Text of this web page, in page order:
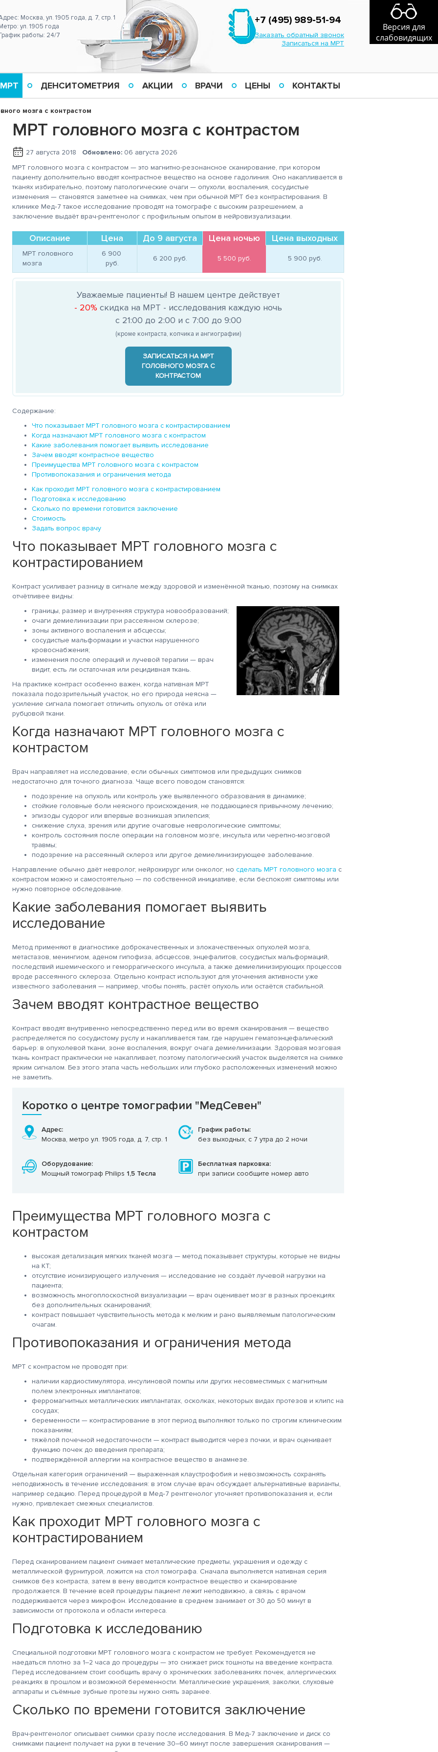
Версия для
слабовидящих
+7 (495) 989-51-94
Заказать обратный звонок
Записаться на МРТ
Москва, ул. 1905 года, д. 7, стр. 1
ул. 1905 года
работы: 24/7
ДЕНСИТОМЕТРИЯ АКЦИИ ВРАЧИ ЦЕНЫ КОНТАКТЫ
мозга с контрастом
за
Марии и
Салоникиди
лаборанта
Благодарю Гришину О.Н и
весь персонал клиники
добродушное, человеческое
отношение к себе и
остальным пациентам.
себя еще одну ступень
страха. Здоровья всем,
работе. Спасибо.
Действительно хороший
центр! Качественно,
профессионально
и очень человечно, что
не мало важно! Всем
врач от Всевышнего!
Хочу выразить
благодарность
сотрудникам
клиники: Охорзиной
чуткое и
Очень-очень!
Благодарен за
обслуживание
администратора Марии и
МРТ головного мозга с контрастом
27 августа 2018 Обновлено: 06 августа 2026
МРТ головного мозга с контрастом — это магнитно-резонансное сканирование, при котором
пациенту дополнительно вводят контрастное вещество на основе гадолиния. Оно накапливается в
тканях избирательно, поэтому патологические очаги — опухоли, воспаления, сосудистые
изменения — становятся заметнее на снимках, чем при обычной МРТ без контрастирования. В
клинике Мед‑7 такое исследование проводят на томографе с высоким разрешением, а
заключение выдаёт врач-рентгенолог с профильным опытом в нейровизуализации.
Описание Цена До 9 августа Цена ночью Цена выходных
МРТ головного
мозга
руб.
6 200 руб. 5 500 руб. 5 900 руб.
Уважаемые пациенты! В нашем центре действует
- 20% скидка на МРТ - исследования каждую ночь
с 21:00 до 2:00 и с 7:00 до 9:00
(кроме контраста, копчика и ангиографии)
ЗАПИСАТЬСЯ НА МРТ
ГОЛОВНОГО МОЗГА С
КОНТРАСТОМ
Содержание:
Что показывает МРТ головного мозга с контрастированием
Когда назначают МРТ головного мозга с контрастом
Какие заболевания помогает выявить исследование
Зачем вводят контрастное вещество
Преимущества МРТ головного мозга с контрастом
Противопоказания и ограничения метода
Как проходит МРТ головного мозга с контрастированием
Подготовка к исследованию
Сколько по времени готовится заключение
Стоимость
Задать вопрос врачу
Что показывает МРТ головного мозга с
контрастированием
Контраст усиливает разницу в сигнале между здоровой и изменённой тканью, поэтому на снимках
отчётливее видны:
границы, размер и внутренняя структура новообразований;
очаги демиелинизации при рассеянном склерозе;
зоны активного воспаления и абсцессы;
сосудистые мальформации и участки нарушенного
кровоснабжения;
изменения после операций и лучевой терапии — врач
видит, есть ли остаточная или рецидивная ткань.
На практике контраст особенно важен, когда нативная МРТ
показала подозрительный участок, но его природа неясна —
усиление сигнала помогает отличить опухоль от отёка или
рубцовой ткани.
Когда назначают МРТ головного мозга с
контрастом
Врач направляет на исследование, если обычных симптомов или предыдущих снимков
недостаточно для точного диагноза. Чаще всего поводом становятся:
подозрение на опухоль или контроль уже выявленного образования в динамике;
стойкие головные боли неясного происхождения, не поддающиеся привычному лечению;
эпизоды судорог или впервые возникшая эпилепсия;
снижение слуха, зрения или другие очаговые неврологические симптомы;
контроль состояния после операции на головном мозге, инсульта или черепно-мозговой
травмы;
подозрение на рассеянный склероз или другое демиелинизирующее заболевание.
Направление обычно даёт невролог, нейрохирург или онколог, но сделать МРТ головного мозга с
контрастом можно и самостоятельно — по собственной инициативе, если беспокоят симптомы или
нужно повторное обследование.
Какие заболевания помогает выявить
исследование
Метод применяют в диагностике доброкачественных и злокачественных опухолей мозга,
метастазов, менингиом, аденом гипофиза, абсцессов, энцефалитов, сосудистых мальформаций,
последствий ишемического и геморрагического инсульта, а также демиелинизирующих процессов
вроде рассеянного склероза. Отдельно контраст используют для уточнения активности уже
известного заболевания — например, чтобы понять, растёт опухоль или остаётся стабильной.
Зачем вводят контрастное вещество
Контраст вводят внутривенно непосредственно перед или во время сканирования — вещество
распределяется по сосудистому руслу и накапливается там, где нарушен гематоэнцефалический
барьер: в опухолевой ткани, зоне воспаления, вокруг очага демиелинизации. Здоровая мозговая
ткань контраст практически не накапливает, поэтому патологический участок выделяется на снимке
ярким сигналом. Без этого этапа часть небольших или глубоко расположенных изменений можно
не заметить.
Коротко о центре томографии "МедСевен"
Адрес:
Москва, метро ул. 1905 года, д. 7, стр. 1
График работы:
без выходных, с 7 утра до 2 ночи
Оборудование:
Мощный томограф Philips 1,5 Тесла
Бесплатная парковка:
при записи сообщите номер авто
Преимущества МРТ головного мозга с
контрастом
высокая детализация мягких тканей мозга — метод показывает структуры, которые не видны
на КТ;
отсутствие ионизирующего излучения — исследование не создаёт лучевой нагрузки на
пациента;
возможность многоплоскостной визуализации — врач оценивает мозг в разных проекциях
без дополнительных сканирований;
контраст повышает чувствительность метода к мелким и рано выявляемым патологическим
очагам.
Противопоказания и ограничения метода
МРТ с контрастом не проводят при:
наличии кардиостимулятора, инсулиновой помпы или других несовместимых с магнитным
полем электронных имплантатов;
ферромагнитных металлических имплантатах, осколках, некоторых видах протезов и клипс на
сосудах;
беременности — контрастирование в этот период выполняют только по строгим клиническим
показаниям;
тяжёлой почечной недостаточности — контраст выводится через почки, и врач оценивает
функцию почек до введения препарата;
подтверждённой аллергии на контрастное вещество в анамнезе.
Отдельная категория ограничений — выраженная клаустрофобия и невозможность сохранять
неподвижность в течение исследования: в этом случае врач обсуждает альтернативные варианты,
например седацию. Перед процедурой в Мед‑7 рентгенолог уточняет противопоказания и, если
нужно, привлекает смежных специалистов.
Как проходит МРТ головного мозга с
контрастированием
Перед сканированием пациент снимает металлические предметы, украшения и одежду с
металлической фурнитурой, ложится на стол томографа. Сначала выполняется нативная серия
снимков без контраста, затем в вену вводится контрастное вещество и сканирование
продолжается. В течение всей процедуры пациент лежит неподвижно, а связь с врачом
поддерживается через микрофон. Исследование в среднем занимает от 30 до 50 минут в
зависимости от протокола и области интереса.
Подготовка к исследованию
Специальной подготовки МРТ головного мозга с контрастом не требует. Рекомендуется не
наедаться плотно за 1–2 часа до процедуры — это снижает риск тошноты на введение контраста.
Перед исследованием стоит сообщить врачу о хронических заболеваниях почек, аллергических
реакциях в прошлом и возможной беременности. Металлические украшения, заколки, слуховые
аппараты и съёмные зубные протезы нужно снять заранее.
Сколько по времени готовится заключение
Врач-рентгенолог описывает снимки сразу после исследования. В Мед‑7 заключение и диск со
снимками пациент получает на руки в течение 30–60 минут после завершения сканирования —